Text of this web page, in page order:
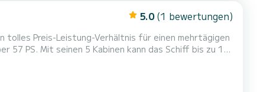
5.0 (1 bewertungen)
tolles Preis-Leistung-Verhältnis für einen mehrtägigen
PS. Mit seinen 5 Kabinen kann das Schiff bis zu 10
Es ist unter anderem mit